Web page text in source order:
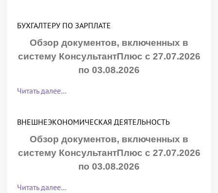
БУХГАЛТЕРУ ПО ЗАРПЛАТЕ
Обзор документов, включенных в
систему КонсультантПлюс с 27.07.2026
по 03.08.2026
Читать далее…
ВНЕШНЕЭКОНОМИЧЕСКАЯ ДЕЯТЕЛЬНОСТЬ
Обзор документов, включенных в
систему КонсультантПлюс с 27.07.2026
по 03.08.2026
Читать далее…